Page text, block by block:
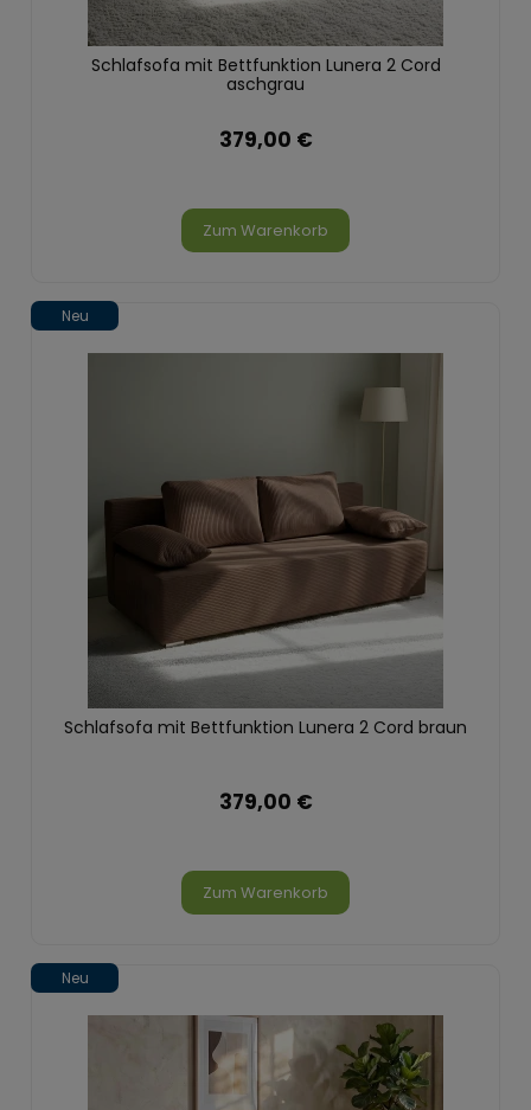
Schlafsofa mit Bettfunktion Lunera 2 Cord
aschgrau
379,00 €
Zum Warenkorb
Schlafsofa mit Bettfunktion Lunera 2 Cord braun
379,00 €
Zum Warenkorb
Neu
Neu